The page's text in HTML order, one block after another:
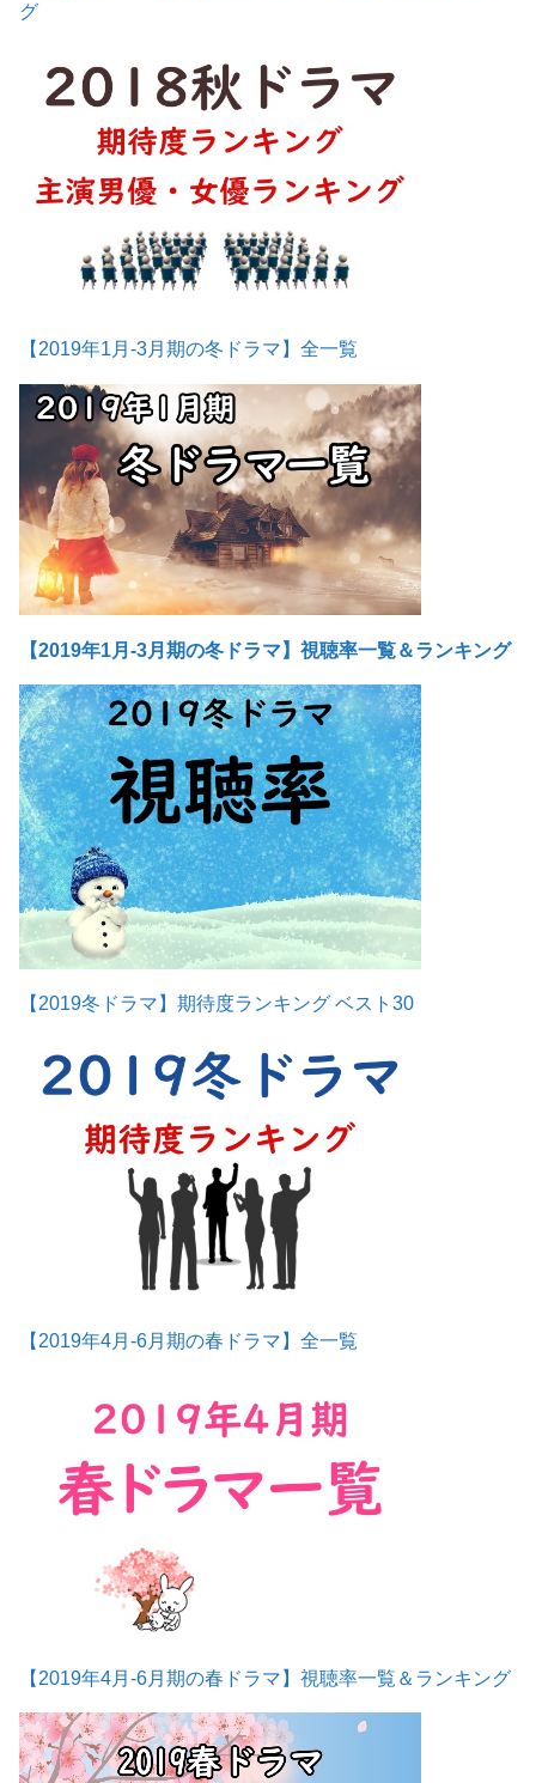
グ
【2019年1月-3月期の冬ドラマ】全一覧
【2019年1月-3月期の冬ドラマ】視聴率一覧＆ランキング
【2019冬ドラマ】期待度ランキング ベスト30
【2019年4月-6月期の春ドラマ】全一覧
【2019年4月-6月期の春ドラマ】視聴率一覧＆ランキング